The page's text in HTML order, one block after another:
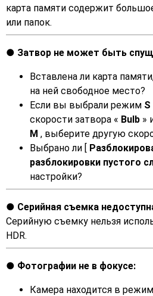
карта памяти содержит
или папок.
Затвор не может быть
Вставлена ли карта
на ней свободное место?
Если вы выбрали режим S
скорости затвора « Bulb »
M , выберите другую
Выбрано ли [
разблокировки пустого
настройки?
Серийная съемка
Серийную съемку нельзя
HDR.
Фотографии не в фокусе:
Камера находится в